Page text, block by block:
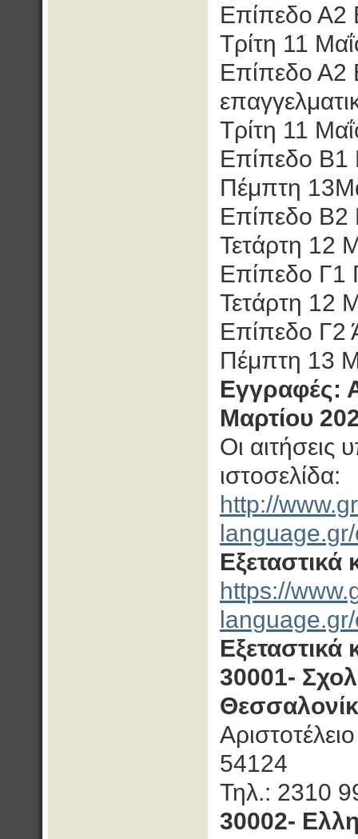
Επίπεδο Α2
Τρίτη 11
Επίπεδο Α2
Τρίτη 11
Επίπεδο Β1
Πέμπτη
Επίπεδο
Τετάρτη 12
Επίπεδο
Τετάρτη 12
Επίπεδο Γ2
Πέμπτη 13
Εγγραφές:
Μαρτίου
Οι αιτήσεις
ιστοσελίδα:
http://
Εξεταστικά
https://
30001-
54124
Τηλ.: 2310
30002-